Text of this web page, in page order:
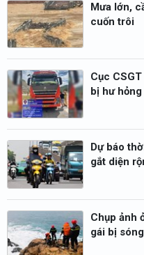
Mưa lớn,
cuốn trôi
Cục
bị hư
Dự báo
gắt diện
Chụp ảnh
gái bị